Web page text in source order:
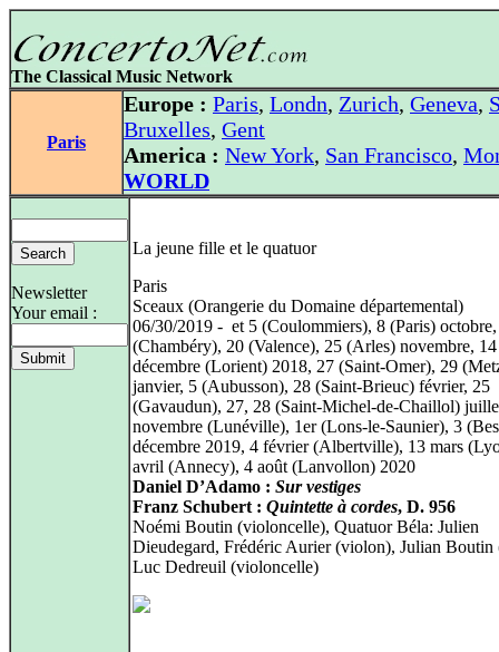
The Classical Music Network
Paris
Europe : Paris, Londn, Zurich, Geneva,
Bruxelles, Gent
America : New York, San Francisco,
WORLD
Newsletter
Your email :
La jeune fille et le quatuor
Paris
Sceaux (Orangerie du Domaine départemental)
06/30/2019 - et 5 (Coulommiers), 8 (Paris)
(Chambéry), 20 (Valence), 25 (Arles) novembre, 14
décembre (Lorient) 2018, 27 (Saint-Omer), 29
janvier, 5 (Aubusson), 28 (Saint-Brieuc) février, 25
(Gavaudun), 27, 28 (Saint-Michel-de-Chaillol)
novembre (Lunéville), 1er (Lons-le-Saunier), 3
décembre 2019, 4 février (Albertville), 13 mars
avril (Annecy), 4 août (Lanvollon) 2020
Daniel D’Adamo : Sur vestiges
Franz Schubert : Quintette à cordes, D. 956
Noémi Boutin (violoncelle), Quatuor Béla: Julien
Dieudegard, Frédéric Aurier (violon), Julian Boutin
Luc Dedreuil (violoncelle)